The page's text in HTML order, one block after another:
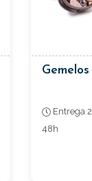
Entrega
48h